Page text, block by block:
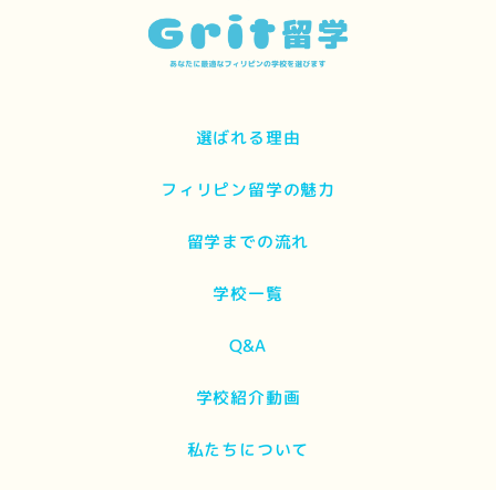
選ばれる理由
フィリピン留学の魅力
留学までの流れ
学校一覧
Q&A
学校紹介動画
私たちについて